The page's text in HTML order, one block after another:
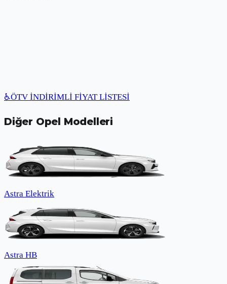
♿ÖTV İNDİRİMLİ FİYAT LİSTESİ
Diğer Opel Modelleri
Astra Elektrik
Astra HB